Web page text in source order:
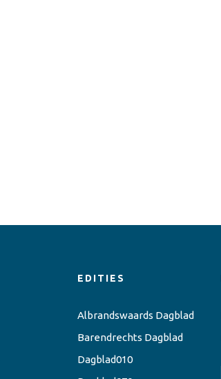
EDITIES
Albrandswaards Dagblad
Barendrechts Dagblad
Dagblad010